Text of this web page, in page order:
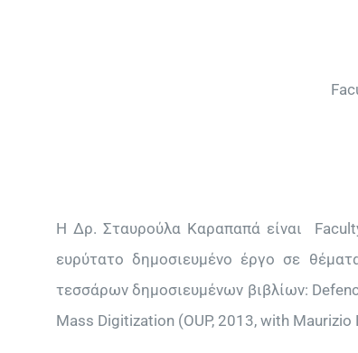
Η Δρ. Σταυρούλα Καραπαπά είναι
ευρύτατο δημοσιευμένο έργο σε
τεσσάρων δημοσιευμένων βιβλίων:
Mass Digitization (OUP, 2013, with